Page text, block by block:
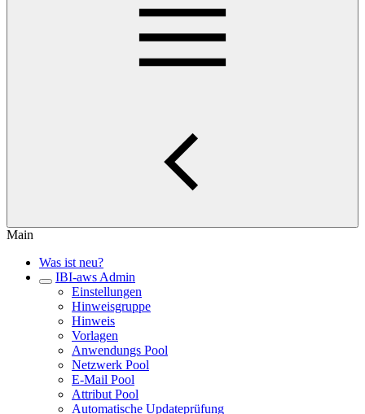
Main
Was ist neu?
IBI-aws Admin
Einstellungen
Hinweisgruppe
Hinweis
Vorlagen
Anwendungs Pool
Netzwerk Pool
E-Mail Pool
Attribut Pool
Automatische Updateprüfung